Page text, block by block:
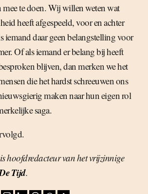
mee te doen. Wij willen weten wat
heeft afgespeeld, voor en achter
iemand daar geen belangstelling voor
Of als iemand er belang bij heeft
blijven, dan merken we het
die het hardst schreeuwen ons
maken naar hun eigen rol
saga.
hoofdredacteur van het vrijzinnige
Tijd.